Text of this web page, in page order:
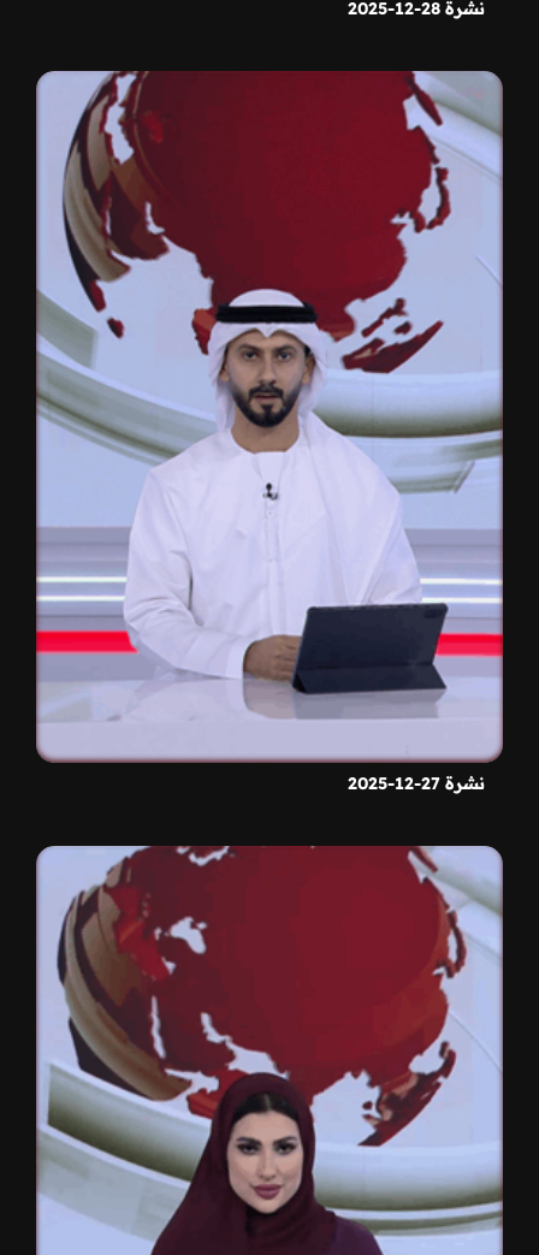
نشرة 28-12-2025
نشرة 27-12-2025